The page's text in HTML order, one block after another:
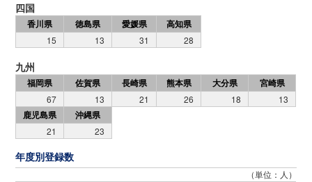
四国
香川県 徳島県 愛媛県 高知県
15 13 31 28
九州
福岡県 佐賀県 長崎県 熊本県 大分県 宮崎県
67 13 21 26 18 13
鹿児島県 沖縄県
21 23
年度別登録数
（単位：人）